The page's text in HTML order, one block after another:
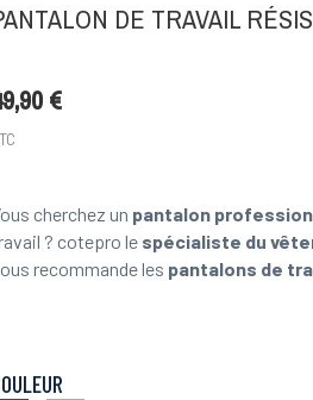
DE TRAVAIL
€
cherchez un pantalon
? cotepro le spécialiste du
recommande les pantalons de